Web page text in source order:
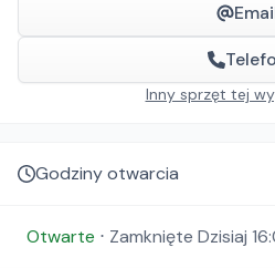
Inny sprzęt tej
Godziny otwarcia
Otwarte ⋅ Zamknięte Dzisiaj